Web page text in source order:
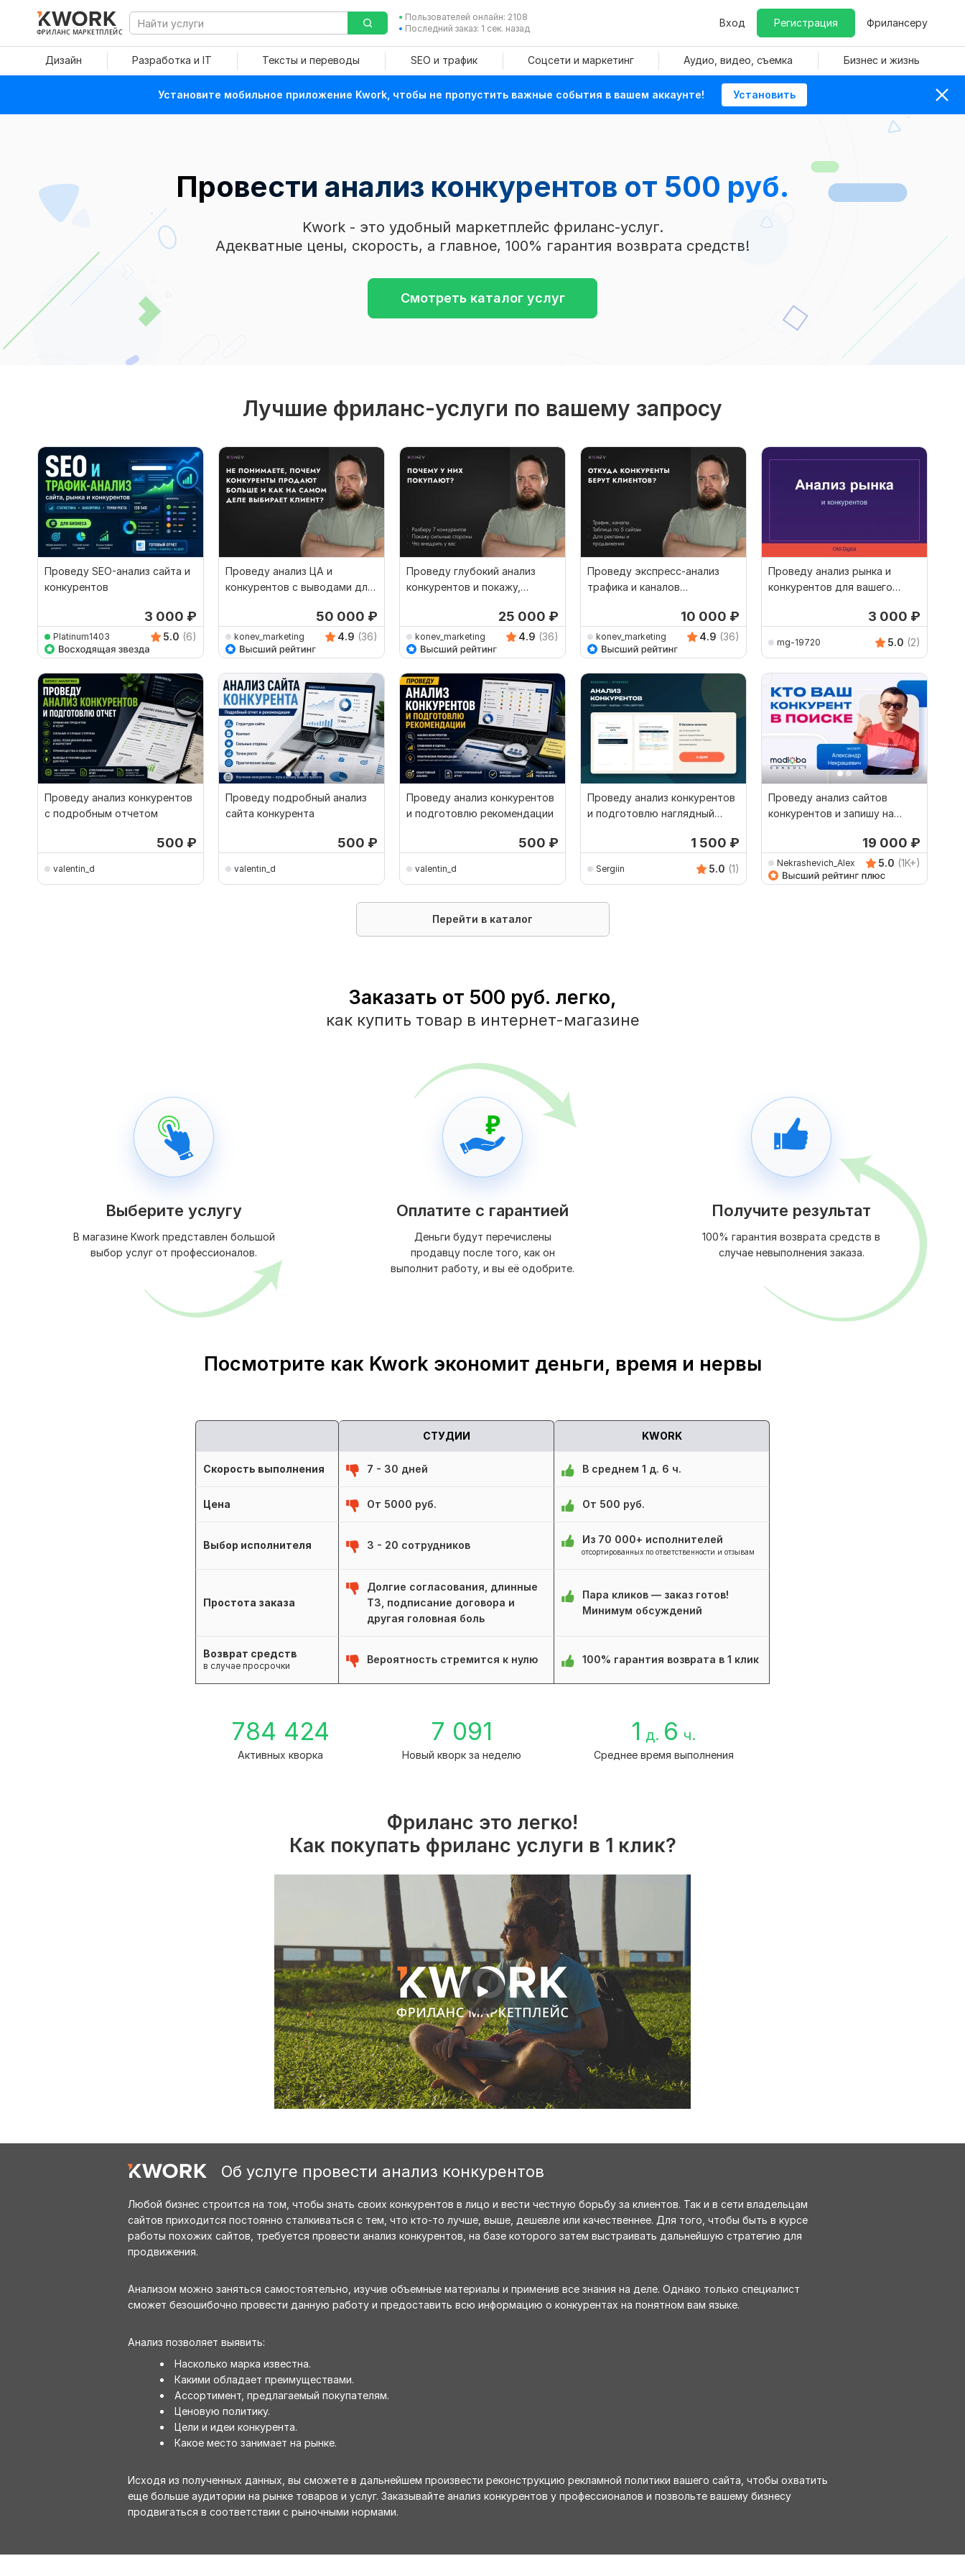
ФРИЛАНС МАРКЕТПЛЕЙС
Пользователей онлайн: 2108
Последний заказ: 1 сек. назад
Вход Регистрация Фрилансеру
Дизайн Разработка и IT Тексты и переводы SEO и трафик Соцсети и маркетинг Аудио, видео, съемка Бизнес и жизнь
Установите мобильное приложение Kwork, чтобы не пропустить важные события в вашем аккаунте! Установить
Провести анализ конкурентов от 500 руб.
Kwork - это удобный маркетплейс фриланс-услуг.
Адекватные цены, скорость, а главное, 100% гарантия возврата средств!
Смотреть каталог услуг
Лучшие фриланс-услуги по вашему запросу
Проведу SEO-анализ сайта и
конкурентов
3 000 ₽
Platinum1403 5.0 (6)
Проведу анализ ЦА и
конкурентов с выводами для
50 000 ₽
konev_marketing 4.9 (36)
Проведу глубокий анализ
конкурентов и покажу,
25 000 ₽
konev_marketing 4.9 (36)
Проведу экспресс-анализ
трафика и каналов
10 000 ₽
konev_marketing 4.9 (36)
Проведу анализ рынка и
конкурентов для вашего
3 000 ₽
mg-19720 5.0 (2)
Проведу анализ конкурентов
с подробным отчетом
500 ₽
valentin_d
Проведу подробный анализ
сайта конкурента
500 ₽
valentin_d
Проведу анализ конкурентов
и подготовлю рекомендации
500 ₽
valentin_d
Проведу анализ конкурентов
и подготовлю наглядный
1 500 ₽
Sergiin 5.0 (1)
Проведу анализ сайтов
конкурентов и запишу на
19 000 ₽
Nekrashevich_Alex 5.0 (1K+)
Перейти в каталог
Заказать от 500 руб. легко,
как купить товар в интернет-магазине
Выберите услугу
В магазине Kwork представлен большой
выбор услуг от профессионалов.
Оплатите с гарантией
Деньги будут перечислены
продавцу после того, как он
выполнит работу, и вы её одобрите.
Получите результат
100% гарантия возврата средств в
случае невыполнения заказа.
Посмотрите как Kwork экономит деньги, время и нервы
СТУДИИ KWORK
Скорость выполнения 7 - 30 дней В среднем 1 д. 6 ч.
Цена От 5000 руб. От 500 руб.
Выбор исполнителя 3 - 20 сотрудников Из 70 000+ исполнителей
отсортированных по ответственности и отзывам
Простота заказа
Долгие согласования, длинные
ТЗ, подписание договора и
другая головная боль
Пара кликов — заказ готов!
Минимум обсуждений
Возврат средств
в случае просрочки
Вероятность стремится к нулю 100% гарантия возврата в 1 клик
784 424
Активных кворка
7 091
Новый кворк за неделю
1 д. 6 ч.
Среднее время выполнения
Фриланс это легко!
Как покупать фриланс услуги в 1 клик?
Об услуге провести анализ конкурентов
Любой бизнес строится на том, чтобы знать своих конкурентов в лицо и вести честную борьбу за клиентов. Так и в сети владельцам
сайтов приходится постоянно сталкиваться с тем, что кто-то лучше, выше, дешевле или качественнее. Для того, чтобы быть в курсе
работы похожих сайтов, требуется провести анализ конкурентов, на базе которого затем выстраивать дальнейшую стратегию для
продвижения.
Анализом можно заняться самостоятельно, изучив объемные материалы и применив все знания на деле. Однако только специалист
сможет безошибочно провести данную работу и предоставить всю информацию о конкурентах на понятном вам языке.
Анализ позволяет выявить:
Насколько марка известна.
Какими обладает преимуществами.
Ассортимент, предлагаемый покупателям.
Ценовую политику.
Цели и идеи конкурента.
Какое место занимает на рынке.
Исходя из полученных данных, вы сможете в дальнейшем произвести реконструкцию рекламной политики вашего сайта, чтобы охватить
еще больше аудитории на рынке товаров и услуг. Заказывайте анализ конкурентов у профессионалов и позвольте вашему бизнесу
продвигаться в соответствии с рыночными нормами.